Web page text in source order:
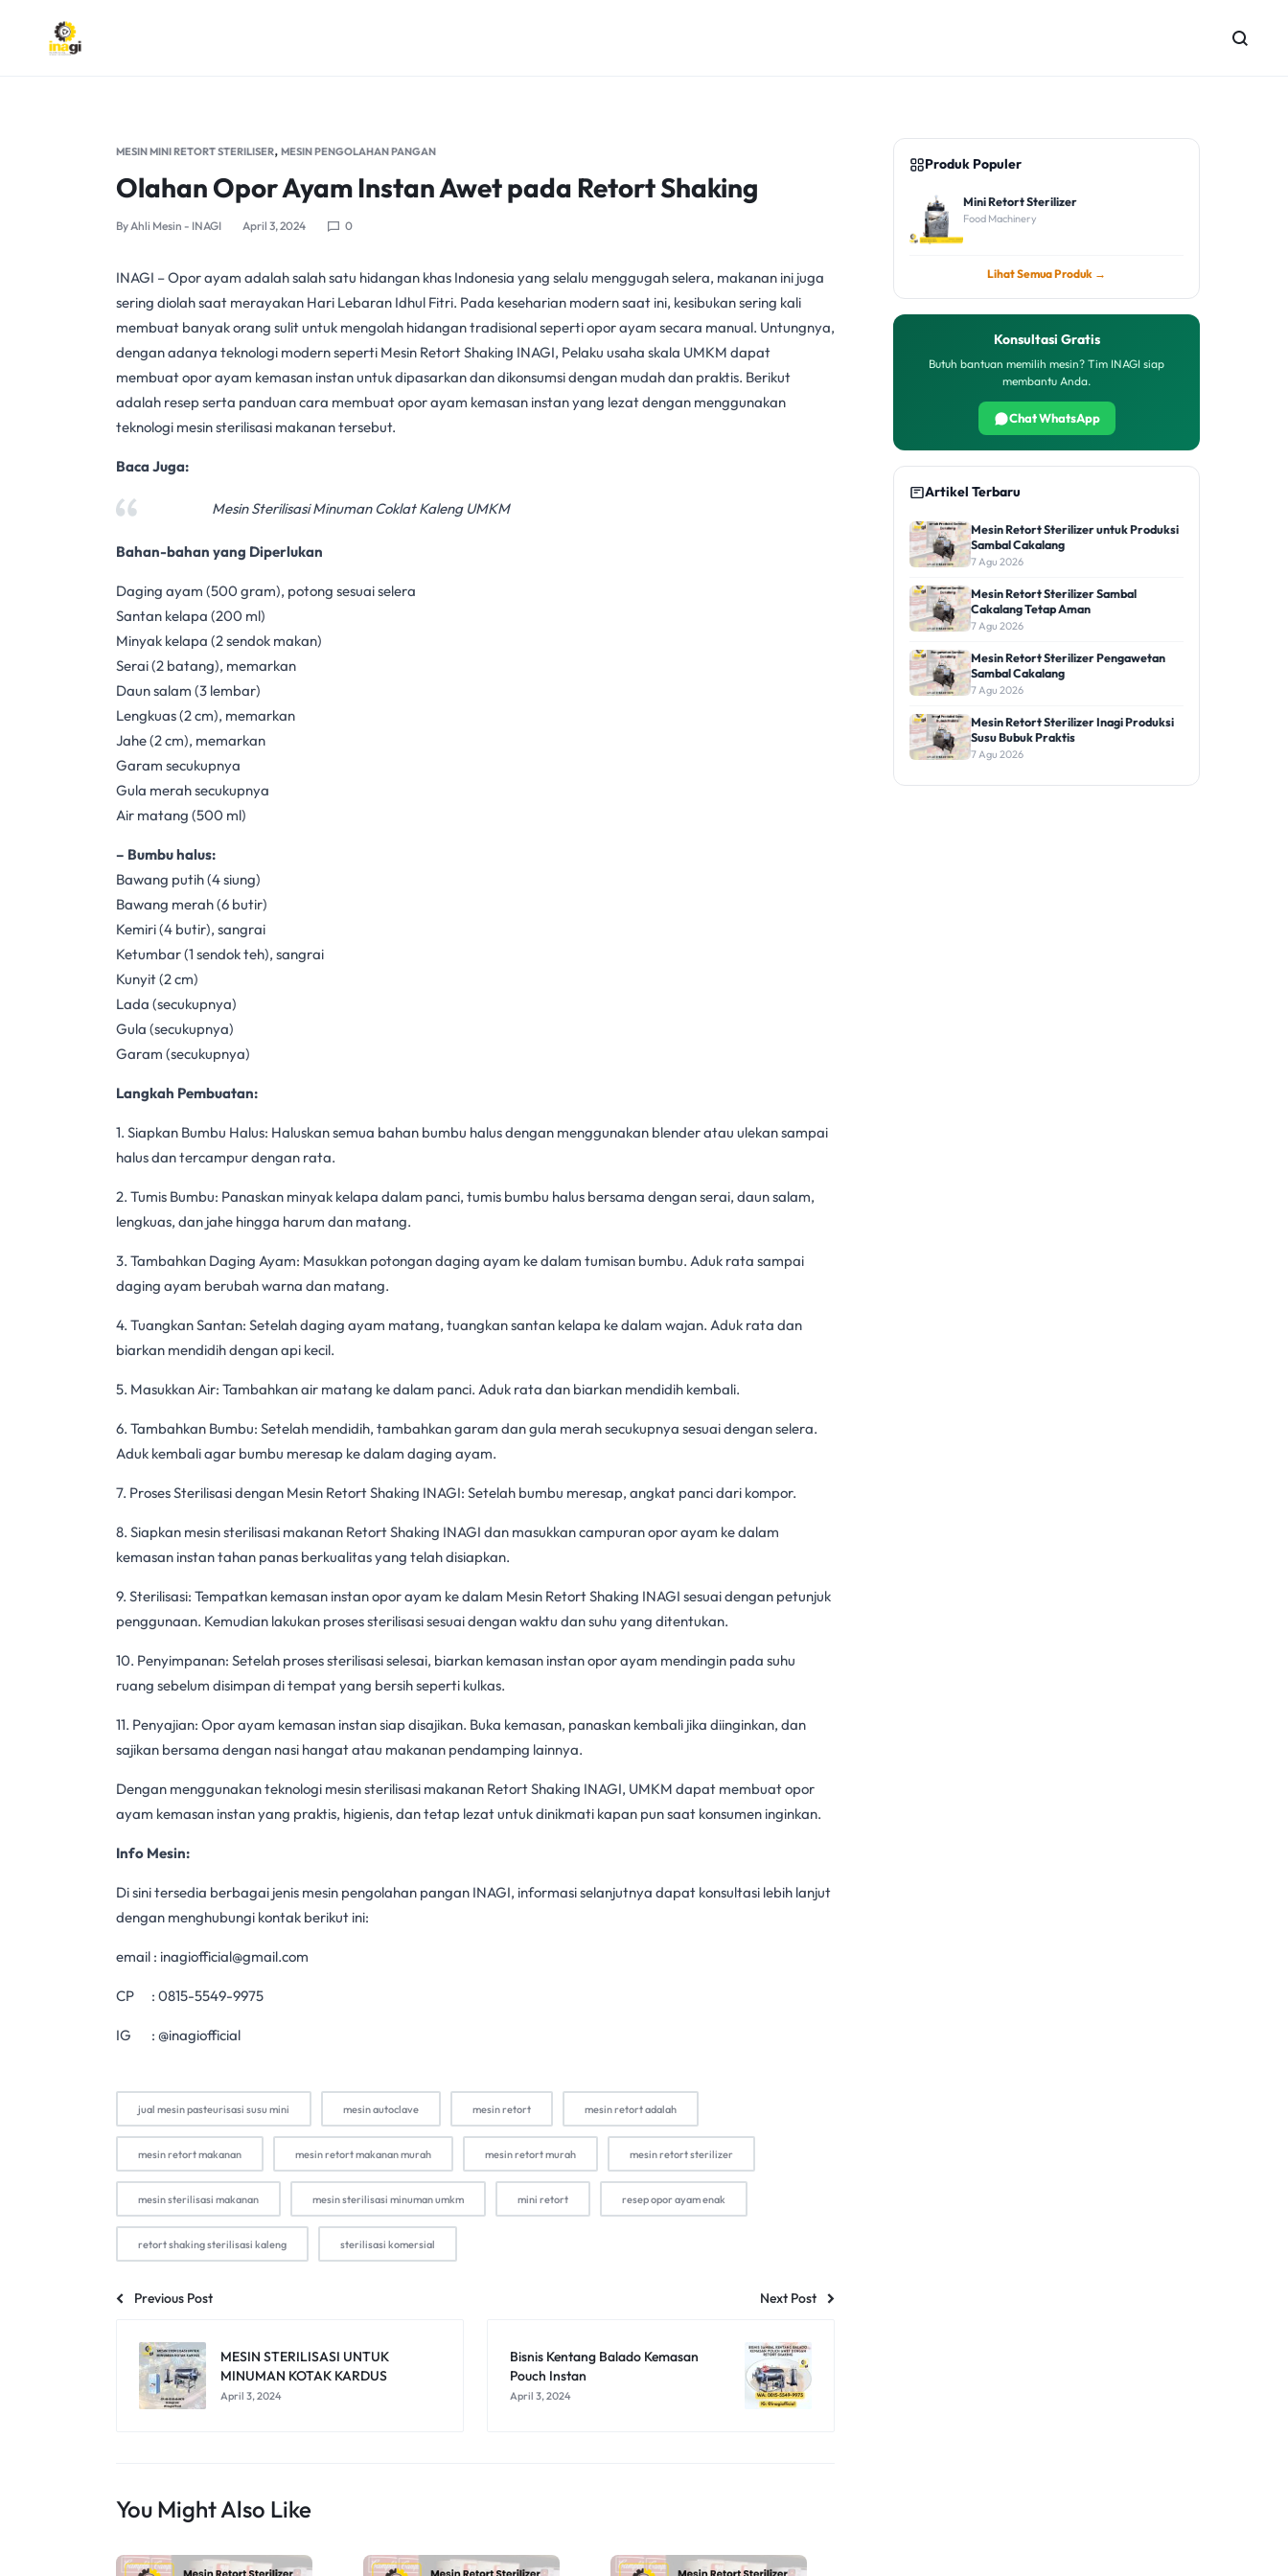
NEGERIMESIN MINI RETORT STERILISER, MESIN PENGOLAHAN PANGAN
Olahan Opor Ayam Instan Awet pada Retort Shaking
ByAhli Mesin - INAGI April 3, 2024 0
INAGI –Opor ayam adalah salah satu hidangan khas Indonesia yang selalu menggugah selera, makanan ini juga
sering diolah saat merayakan Hari Lebaran Idhul Fitri. Pada keseharian modern saat ini, kesibukan sering kali
membuat banyak orang sulit untuk mengolah hidangan tradisional seperti opor ayam secara manual. Untungnya,
dengan adanya teknologi modern seperti Mesin Retort Shaking INAGI, Pelaku usaha skala UMKM dapat
membuatopor ayam kemasan instan untuk dipasarkan dan dikonsumsi dengan mudah dan praktis. Berikut
adalah resep serta panduan cara membuat opor ayam kemasan instan yang lezat dengan menggunakan
teknologi mesin sterilisasi makanantersebut.
Baca Juga:
Mesin Sterilisasi Minuman Coklat Kaleng UMKM
Bahan-bahan yang Diperlukan
Daging ayam (500 gram), potong sesuai selera
Santan kelapa (200 ml)
Minyak kelapa (2 sendok makan)
Serai (2 batang), memarkan
Daun salam (3 lembar)
Lengkuas (2 cm), memarkan
Jahe (2 cm), memarkan
Garam secukupnya
Gula merah secukupnya
Air matang (500 ml)
– Bumbu halus:
Bawang putih (4 siung)
Bawang merah (6 butir)
Kemiri (4 butir), sangrai
Ketumbar (1 sendok teh), sangrai
Kunyit (2 cm)
Lada (secukupnya)
Gula (secukupnya)
Garam (secukupnya)
Langkah Pembuatan:
1. Siapkan Bumbu Halus: Haluskan semua bahan bumbu halus dengan menggunakan blender atau ulekan sampai
halus dan tercampur dengan rata.
2. Tumis Bumbu: Panaskan minyak kelapa dalam panci, tumis bumbu halus bersama dengan serai, daun salam,
lengkuas, dan jahe hingga harum dan matang.
3. Tambahkan Daging Ayam: Masukkan potongan daging ayam ke dalam tumisan bumbu. Aduk rata sampai
daging ayam berubah warna dan matang.
4. Tuangkan Santan: Setelah daging ayam matang, tuangkan santan kelapa ke dalam wajan. Aduk rata dan
biarkan mendidih dengan api kecil.
5. Masukkan Air: Tambahkan air matang ke dalam panci. Aduk rata dan biarkan mendidih kembali.
6. Tambahkan Bumbu: Setelah mendidih, tambahkan garam dan gula merah secukupnya sesuai dengan selera.
Aduk kembali agar bumbu meresap ke dalam daging ayam.
7. Proses Sterilisasi dengan Mesin Retort Shaking INAGI: Setelah bumbu meresap, angkat panci dari kompor.
8. Siapkan mesin sterilisasi makanan Retort Shaking INAGI dan masukkan campuranopor ayam ke dalam
kemasan instan tahan panas berkualitas yang telah disiapkan.
9. Sterilisasi: Tempatkan kemasan instan opor ayam ke dalam Mesin Retort Shaking INAGI sesuai dengan petunjuk
penggunaan. Kemudian lakukan proses sterilisasisesuai dengan waktu dan suhu yang ditentukan.
10. Penyimpanan: Setelah proses sterilisasiselesai, biarkan kemasan instan opor ayam mendingin pada suhu
ruang sebelum disimpan di tempat yang bersih seperti kulkas.
11. Penyajian: Opor ayam kemasan instan siap disajikan. Buka kemasan, panaskan kembali jika diinginkan, dan
sajikan bersama dengan nasi hangat atau makanan pendamping lainnya.
Dengan menggunakan teknologi mesin sterilisasi makanan Retort Shaking INAGI, UMKM dapat membuat opor
ayam kemasan instan yang praktis, higienis, dan tetap lezat untuk dinikmati kapan pun saat konsumen inginkan.
Info Mesin:
Di sini tersedia berbagai jenis mesin pengolahan pangan INAGI, informasi selanjutnya dapat konsultasi lebih lanjut
dengan menghubungi kontak berikut ini:
email : inagiofficial@gmail.com
CP : 0815-5549-9975
IG : @inagiofficial
jual mesin pasteurisasi susu mini mesin autoclave mesin retort mesin retort adalah
mesin retort makanan mesin retort makanan murah mesin retort murah mesin retort sterilizer
mesin sterilisasi makanan mesin sterilisasi minuman umkm mini retort resep opor ayam enak
retort shaking sterilisasi kaleng sterilisasi komersial
Previous Post Next Post
MESIN STERILISASI UNTUK
MINUMAN KOTAK KARDUS
April 3, 2024
Bisnis Kentang Balado Kemasan
Pouch Instan
April 3, 2024
You Might Also Like
Produk Populer
Mini Retort Sterilizer
Food Machinery
Lihat Semua Produk →
Konsultasi Gratis
Butuh bantuan memilih mesin? Tim INAGI siap
membantu Anda.
Chat WhatsApp
Artikel Terbaru
Mesin Retort Sterilizer untuk Produksi
Sambal Cakalang
7 Agu 2026
Mesin Retort Sterilizer Sambal
Cakalang Tetap Aman
7 Agu 2026
Mesin Retort Sterilizer Pengawetan
Sambal Cakalang
7 Agu 2026
Mesin Retort Sterilizer Inagi Produksi
Susu Bubuk Praktis
7 Agu 2026